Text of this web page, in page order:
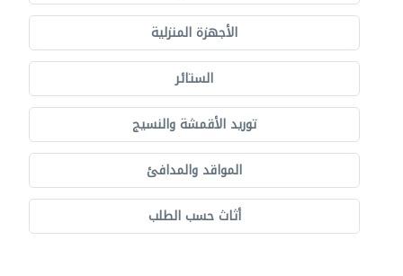
الأجهزة المنزلية
الستائر
توريد الأقمشة والنسيج
المواقد والمدافئ
أثاث حسب الطلب